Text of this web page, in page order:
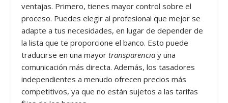
ventajas. Primero, tienes mayor control sobre el
proceso. Puedes elegir al profesional que mejor se
adapte a tus necesidades, en lugar de depender de
la lista que te proporcione el banco. Esto puede
traducirse en una mayortransparencia y una
comunicación más directa. Además, los tasadores
independientes a menudo ofrecen precios más
competitivos, ya que no están sujetos a las tarifas